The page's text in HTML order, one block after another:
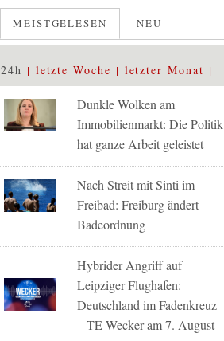
MEISTGELESEN NEU
24h letzte Woche letzter Monat
Dunkle Wolken am
Immobilienmarkt: Die Politik
hat ganze Arbeit geleistet
Nach Streit mit Sinti im
Freibad: Freiburg ändert
Badeordnung
Hybrider Angriff auf
Leipziger Flughafen:
Deutschland im Fadenkreuz
– TE-Wecker am 7. August